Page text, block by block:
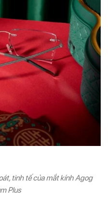
tinh tế của mắt kính Agog
Plus